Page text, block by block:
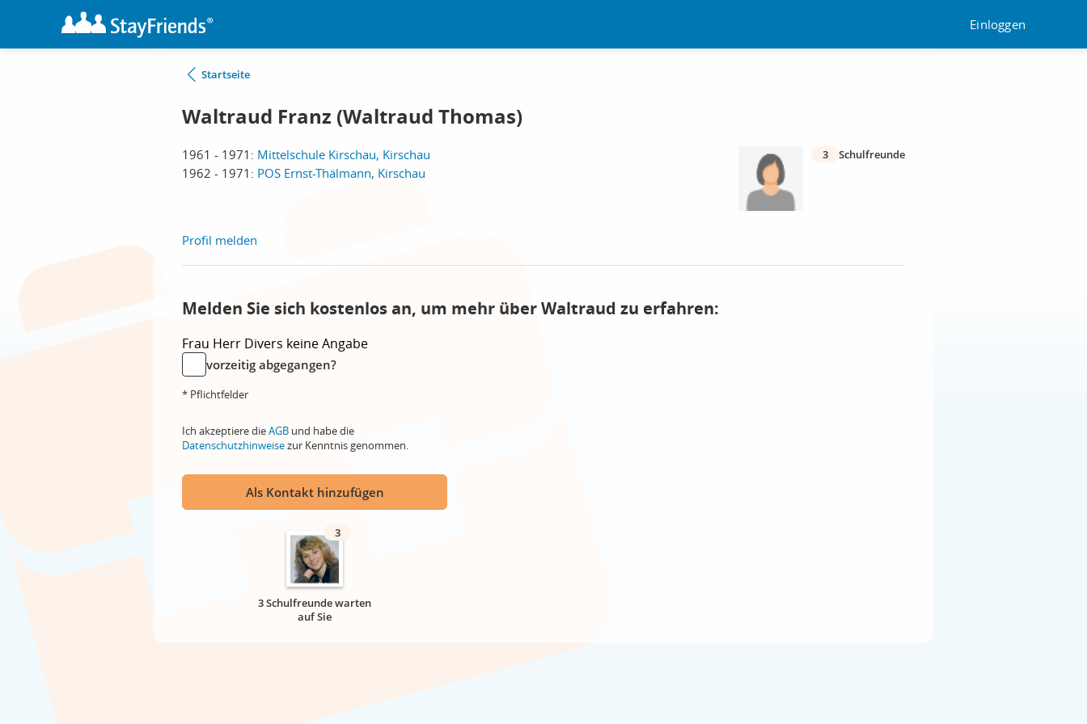
Einloggen
Startseite
Waltraud Franz (Waltraud Thomas)
1961 - 1971: Mittelschule Kirschau, Kirschau
1962 - 1971: POS Ernst-Thälmann, Kirschau
3 Schulfreunde
Profil melden
Melden Sie sich kostenlos an, um mehr über Waltraud zu erfahren:
Frau Herr Divers keine Angabe
vorzeitig abgegangen?
* Pflichtfelder
Ich akzeptiere dieAGB und habe die
Datenschutzhinweisezur Kenntnis genommen.
Als Kontakt hinzufügen
3
3 Schulfreunde warten
auf Sie